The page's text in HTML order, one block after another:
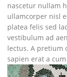
nascetur nullam
ullamcorper nisl
platea felis sed
vestibulum ad
lectus. A pretium
sapien erat a